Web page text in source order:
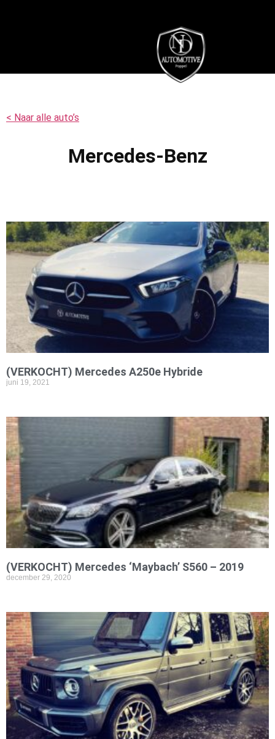
< Naar alle auto’s
Mercedes-Benz
(VERKOCHT) Mercedes A250e Hybride
juni 19, 2021
(VERKOCHT) Mercedes ‘Maybach’ S560 – 2019
december 29, 2020